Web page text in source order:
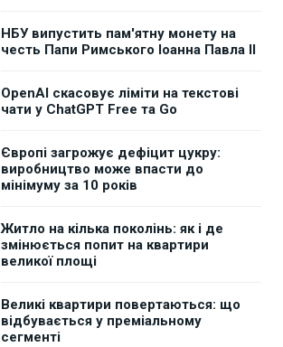
НБУ випустить пам'ятну монету на
честь Папи Римського Іоанна Павла II
OpenAI скасовує ліміти на текстові
чати у ChatGPT Free та Go
Європі загрожує дефіцит цукру:
виробництво може впасти до
мінімуму за 10 років
Житло на кілька поколінь: як і де
змінюється попит на квартири
великої площі
Великі квартири повертаються: що
відбувається у преміальному
сегменті